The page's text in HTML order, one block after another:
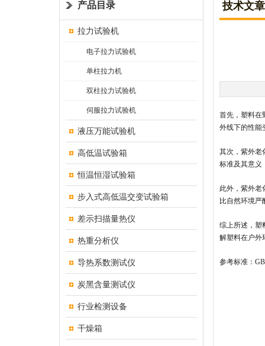
产品目录
拉力试验机
电子拉力试验机
单柱拉力机
双柱拉力试验机
伺服拉力试验机
液压万能试验机
高低温试验箱
恒温恒湿试验箱
步入式高低温交变试验箱
差示扫描量热仪
热重分析仪
导热系数测试仪
炭黑含量测试仪
行业检测设备
干燥箱
技术文章
首先 ，塑料
外线下的性能
其次，紫外老
标准及其意义
此外，紫外老
比自然环境
综上所述，塑
解塑料在户外
参考标准：